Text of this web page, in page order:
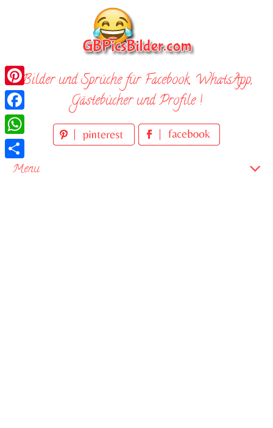
Bilder und Sprüche für Facebook, WhatsApp,
Gästebücher und Profile !
Menu
Pinterest
Facebook
WhatsApp
Teilen